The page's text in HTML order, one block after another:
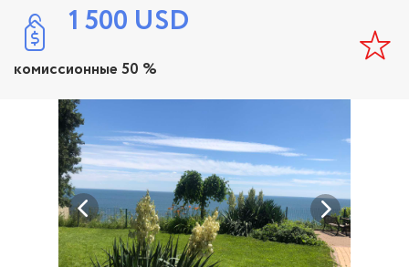
1 500 USD
комиссионные 50 %